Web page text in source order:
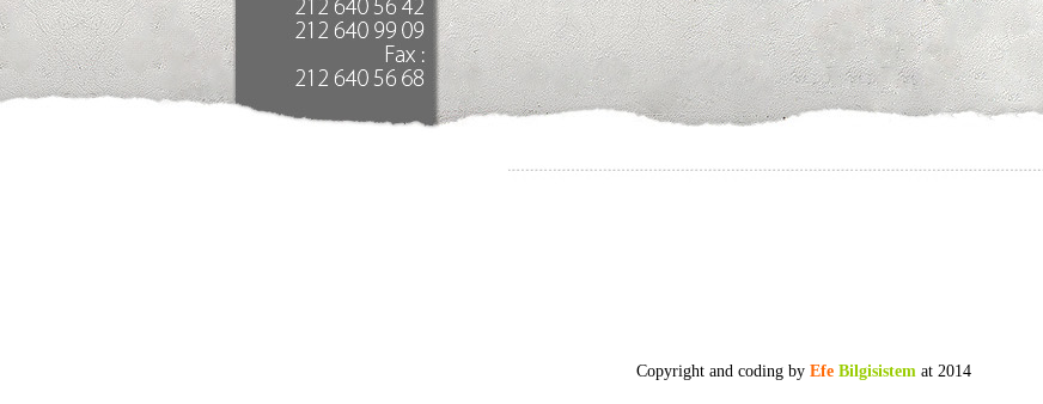
Copyright and coding by Efe Bilgisistem at 2014